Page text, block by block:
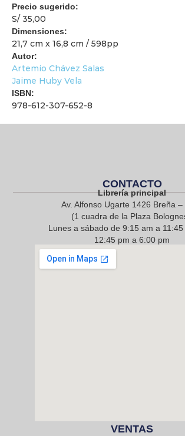
Precio sugerido:
S/ 35,00
Dimensiones:
21,7 cm x 16,8 cm / 598pp
Autor:
Artemio Chávez Salas
Jaime Huby Vela
ISBN:
978-612-307-652-8
CONTACTO
Librería principal
Av. Alfonso Ugarte 1426 Breña –
(1 cuadra de la Plaza
Lunes a sábado de 9:15 am a
12:45 pm a 6:00 pm
968 217 912
VENTAS